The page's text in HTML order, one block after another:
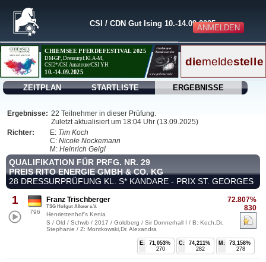
ANMELDEN
CSI / CDN Gut Ising 10.-14.09.2025
ZEITPLAN STARTLISTE ERGEBNISSE
Ergebnisse: 22 Teilnehmer in dieser Prüfung.
Zuletzt aktualisiert um 18:04 Uhr (13.09.2025)
Richter:
E: Tim Koch
C: Nicole Nockemann
M: Heinrich Geigl
QUALIFIKATION FÜR PRFG. NR. 29
PREIS RITO ENERGIE GMBH & CO. KG
28 DRESSURPRÜFUNG KL. S* KANDARE - PRIX ST. GEORGES
1
796
72.807%
830
Franz Trischberger
TSG Hofgut Allerer e.V.
Henriettenhof's Kenia
S / Old / Schwb / 2017 / Goldberg / Sir Donnerhall I / B: Koch,Dr.
Stephanie / Z: Montkowski,Dr. Alexandra
M:
73,158%
278
C:
74,211%
282
E:
71,053%
270